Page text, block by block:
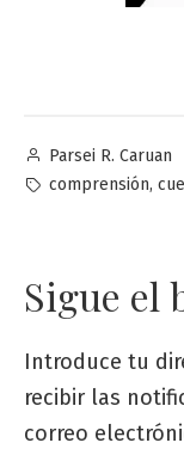
Publicado
por
Parsei R. Caruan
Etiquetas:
comprensión,
Sigue el
Introduce tu
recibir las
correo